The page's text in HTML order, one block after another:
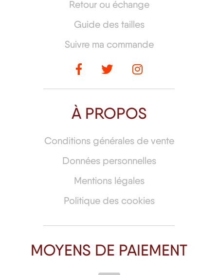
Retour ou échange
Guide des tailles
Suivre ma commande
À PROPOS
Conditions générales de vente
Données personnelles
Mentions légales
Politique des cookies
MOYENS DE PAIEMENT